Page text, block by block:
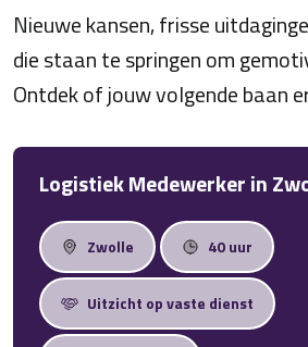
Nieuwe kansen, frisse
die staan te springen om
Ontdek of jouw volgende baan
Logistiek Medewerker in
Zwolle 40 uur
Uitzicht op vaste dienst